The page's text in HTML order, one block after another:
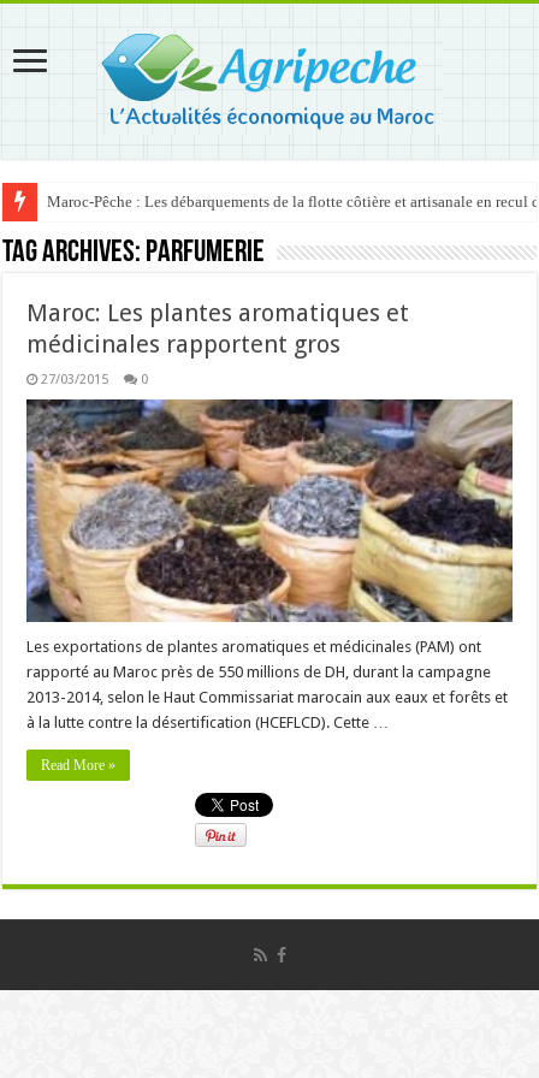
Maroc-Pêche : Les débarquements de la flotte côtière et artisanale en recul
Tag Archives: parfumerie
Maroc: Les plantes aromatiques et
médicinales rapportent gros
27/03/2015 0
Les exportations de plantes aromatiques et médicinales (PAM) ont
rapporté au Maroc près de 550 millions de DH, durant la campagne
2013-2014, selon le Haut Commissariat marocain aux eaux et forêts et
à la lutte contre la désertification (HCEFLCD). Cette …
Read More »